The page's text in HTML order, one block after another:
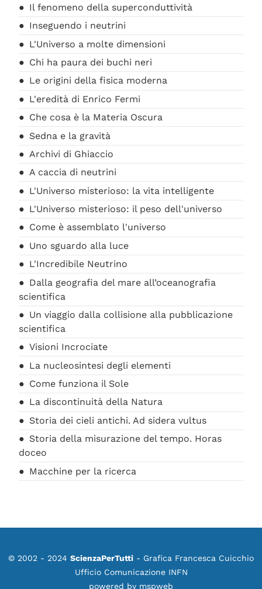
Il fenomeno della superconduttività
Inseguendo i neutrini
L'Universo a molte dimensioni
Chi ha paura dei buchi neri
Le origini della fisica moderna
L'eredità di Enrico Fermi
Che cosa è la Materia Oscura
Sedna e la gravità
Archivi di Ghiaccio
A caccia di neutrini
L'Universo misterioso: la vita intelligente
L'Universo misterioso: il peso dell'universo
Come è assemblato l'universo
Uno sguardo alla luce
L'Incredibile Neutrino
Dalla geografia del mare all’oceanografia
scientifica
Un viaggio dalla collisione alla pubblicazione
scientifica
Visioni Incrociate
La nucleosintesi degli elementi
Come funziona il Sole
La discontinuità della Natura
Storia dei cieli antichi. Ad sidera vultus
Storia della misurazione del tempo. Horas
doceo
Macchine per la ricerca
© 2002 - 2024 ScienzaPerTutti - Grafica Francesca Cuicchio
Ufficio Comunicazione INFN
powered by mspweb